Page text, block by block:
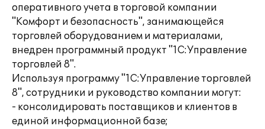
оперативного учета в торговой компании
"Комфорт и безопасность", занимающейся
торговлей оборудованием и материалами,
внедрен программный продукт "1С:Управление
торговлей 8".
Используя программу "1С:Управление торговлей
8", сотрудники и руководство компании могут:
- консолидировать поставщиков и клиентов в
единой информационной базе;